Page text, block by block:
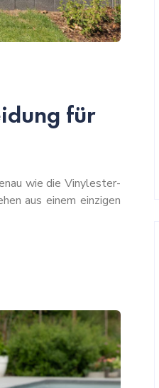
für
wie die Vinylester-
aus einem einzigen